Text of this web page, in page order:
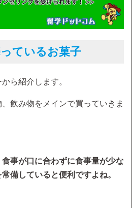
ているお菓子
ら紹介します。
飲み物をメインで買っていきま
事が口に合わずに食事量が少な
備していると便利ですよね。